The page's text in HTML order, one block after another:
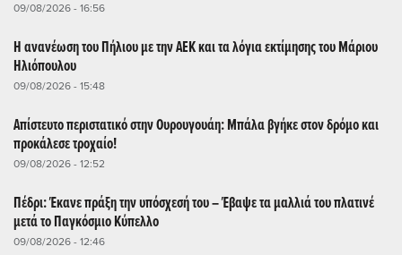
09/08/2026 - 16:56
Η ανανέωση του Πήλιου με την ΑΕΚ και τα λόγια εκτίμησης του Μάριου
Ηλιόπουλου
09/08/2026 - 15:48
Απίστευτο περιστατικό στην Ουρουγουάη: Μπάλα βγήκε στον δρόμο και
προκάλεσε τροχαίο!
09/08/2026 - 12:52
Πέδρι: Έκανε πράξη την υπόσχεσή του – Έβαψε τα μαλλιά του πλατινέ
μετά το Παγκόσμιο Κύπελλο
09/08/2026 - 12:46